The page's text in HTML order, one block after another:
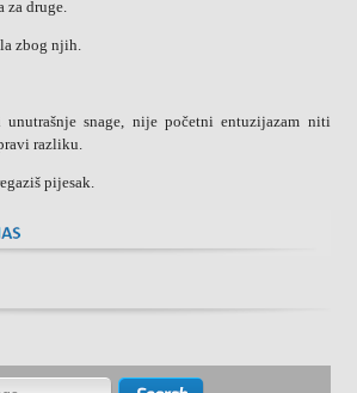
za druge.
zbog njih.
snage, nije početni entuzijazam niti
razliku.
pijesak.